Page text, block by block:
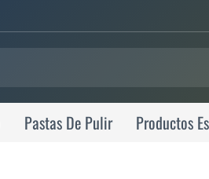
Pastas De Pulir Productos